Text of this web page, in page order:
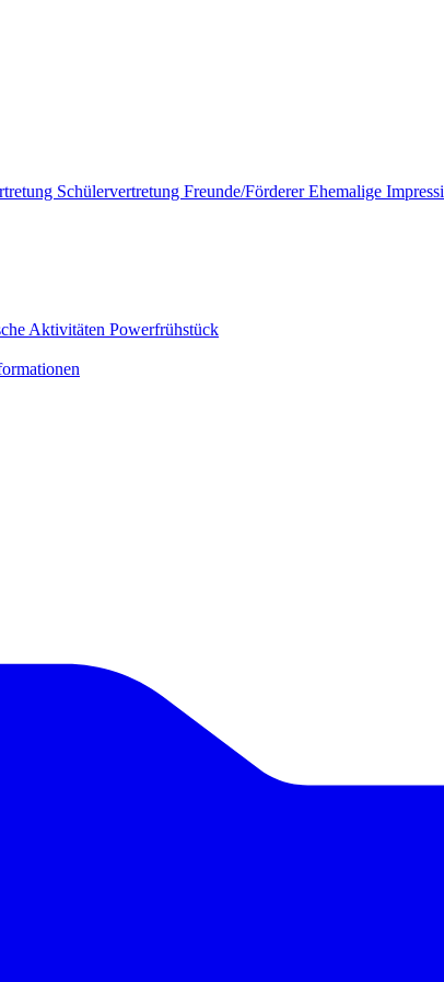
Schülervertretung Freunde/FördererEhemalige
Aktivitäten Powerfrühstück